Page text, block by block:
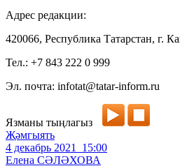
Адрес редакции:
420066, Республика Татарстан, г.
Тел.: +7 843 222 0 999
Эл. почта: infotat@tatar-inform.ru
Язманы тыңлагыз
Җәмгыять
4 декабрь 2021 15:00
Елена СӘЛӘХОВА